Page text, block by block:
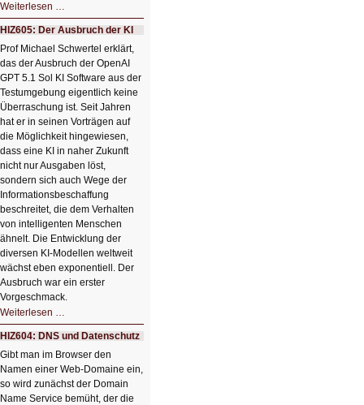
Weiterlesen …
Bildverschönerung
mit
einem
Klick
HIZ606:
Bildverschönerung
mit
einem
Klick
HIZ605: Der Ausbruch der KI
Prof Michael Schwertel erklärt,
das der Ausbruch der OpenAI
GPT 5.1 Sol KI Software aus der
Testumgebung eigentlich keine
Überraschung ist. Seit Jahren
hat er in seinen Vorträgen auf
die Möglichkeit hingewiesen,
dass eine KI in naher Zukunft
nicht nur Ausgaben löst,
sondern sich auch Wege der
Informationsbeschaffung
beschreitet, die dem Verhalten
von intelligenten Menschen
ähnelt. Die Entwicklung der
diversen KI-Modellen weltweit
wächst eben exponentiell. Der
Ausbruch war ein erster
Vorgeschmack.
Weiterlesen …
Der
Ausbruch
der
KI
HIZ604: DNS und Datenschutz
Gibt man im Browser den
Namen einer Web-Domaine ein,
so wird zunächst der Domain
Name Service bemüht, der die